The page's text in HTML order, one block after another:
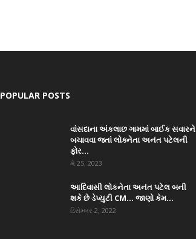
POPULAR POSTS
વાંસદાના અંકલાછ ગામમાં બાઈક સવારને
બચાવવા જતાં લોક્નેતા અનંત પટેલની
ફોર...
મે 25, 2023
આદિવાસી લોકનેતા અનંત પટેલ બની
શકે છે ડેપ્યુટી CM… જાણો કેમ...
ડિસેમ્બર 2, 2022